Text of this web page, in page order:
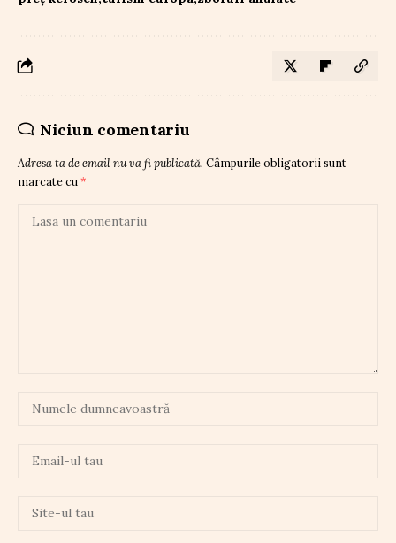
Niciun comentariu
Adresa ta de email nu va fi publicată. Câmpurile obligatorii sunt
marcate cu*